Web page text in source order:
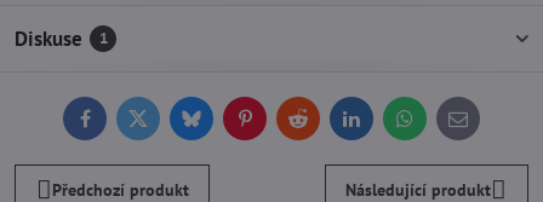
Diskuse 1
FacebookTwitterBlueskyPinterestReddit LinkedInWhatsApp
E-
mail
Předchozí produkt Následující produkt